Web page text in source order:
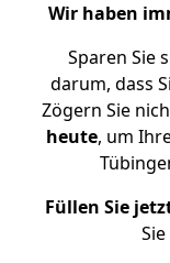
Wir haben
Sparen Sie
darum, dass
Zögern Sie
heute, um
Füllen Sie